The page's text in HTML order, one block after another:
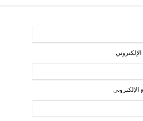
الإلكتروني
الإلكتروني